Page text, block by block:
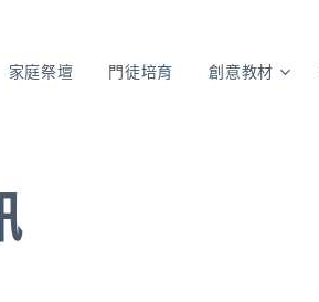
家庭祭壇 門徒培育 創意教材